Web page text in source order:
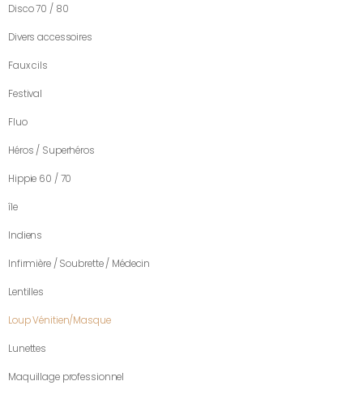
Disco 70 / 80
Divers accessoires
Faux cils
Festival
Fluo
Héros / Superhéros
Hippie 60 / 70
île
Indiens
Infirmière / Soubrette / Médecin
Lentilles
Loup Vénitien/Masque
Lunettes
Maquillage professionnel